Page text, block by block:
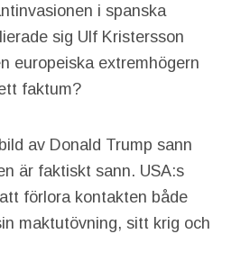
i spanska
sig Ulf Kristersson
europeiska extremhögern
faktum?
av Donald Trump sann
är faktiskt sann. USA:s
förlora kontakten både
maktutövning, sitt krig och